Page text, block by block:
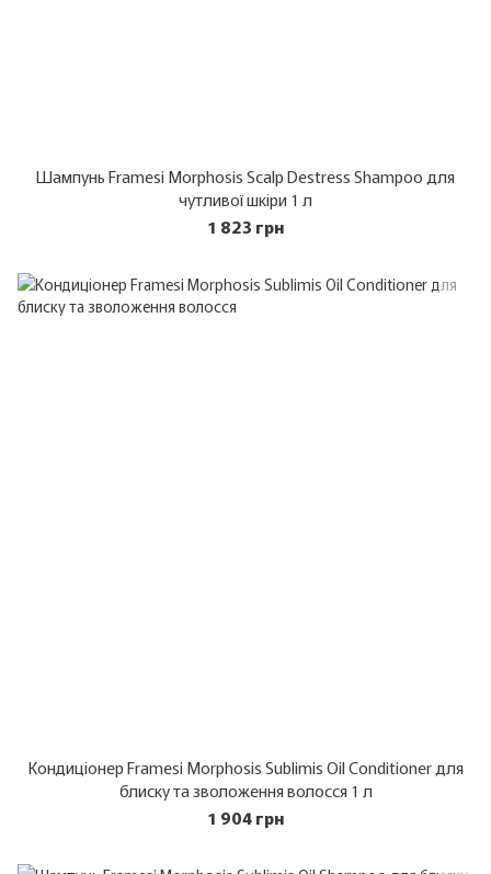
Шампунь Framesi Morphosis Scalp Destress Shampoo для
чутливої шкіри 1 л
1 823 грн
Кондиціонер Framesi Morphosis Sublimis Oil Conditioner для
блиску та зволоження волосся 1 л
1 904 грн